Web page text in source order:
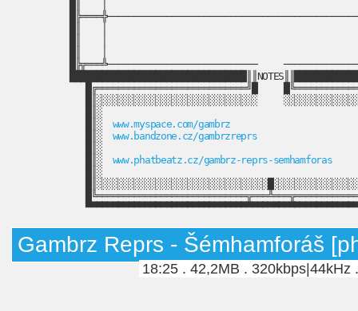
█╠╦═══╩────────────────────────────
█╔════════════════════════════╝█
█║░░░░░░░░░░░░░░░░░░░░░░░░░░░░░░
█║░
█║░ www.myspace.com/gambrz
█║░ www.bandzone.cz/gambrzreprs
█║░
█║░ www.phatbeatz.cz/gambrz-reprs-semhamforas
█║░
Gambrz Reprs - Šémhamforáš
18:25 . 42,2MB . 320kbps|44kHz